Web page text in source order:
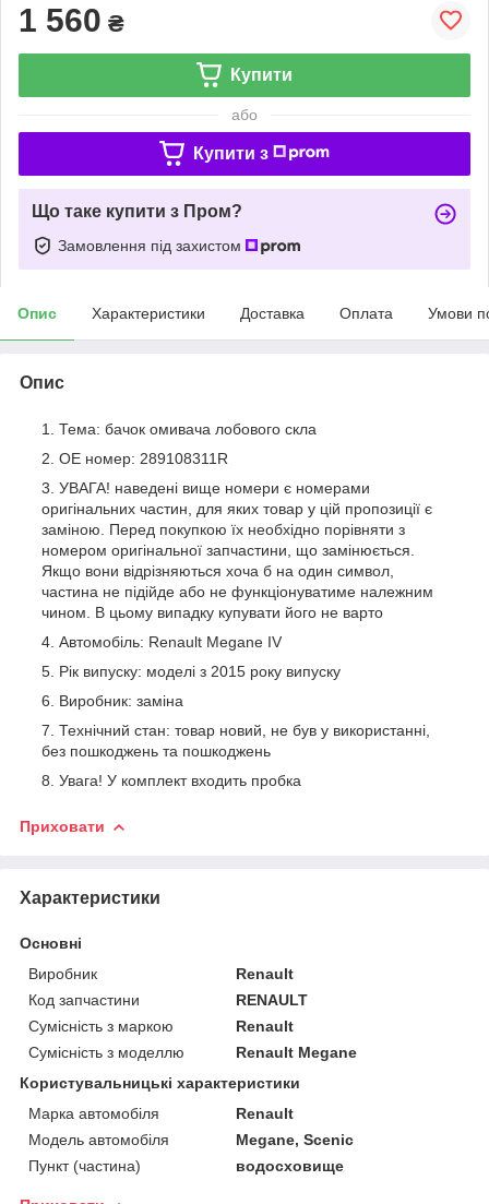
1 560 ₴
Купити
або
Купити з
Що таке купити з Пром?
Замовлення під захистом
Опис Характеристики Доставка Оплата Умови
Опис
Тема: бачок омивача лобового скла
OE номер: 289108311R
УВАГА! наведені вище номери є номерами
оригінальних частин, для яких товар у цій пропозиції є
заміною. Перед покупкою їх необхідно порівняти з
номером оригінальної запчастини, що замінюється.
Якщо вони відрізняються хоча б на один символ,
частина не підійде або не функціонуватиме належним
чином. В цьому випадку купувати його не варто
Автомобіль: Renault Megane IV
Рік випуску: моделі з 2015 року випуску
Виробник: заміна
Технічний стан: товар новий, не був у використанні,
без пошкоджень та пошкоджень
Увага! У комплект входить пробка
Приховати
Характеристики
Основні
Виробник
Renault
Код запчастини
RENAULT
Сумісність з маркою
Renault
Сумісність з моделлю
Renault Megane
Користувальницькі характеристики
Марка автомобіля
Renault
Модель автомобіля
Megane, Scenic
Пункт (частина)
водосховище